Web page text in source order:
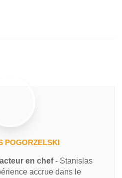
POGORZELSKI
en chef- Stanislas
accrue dans le